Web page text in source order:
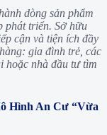
dòng sản phẩm
phát triển. Sở hữu
cận và tiện ích đầy
gia đình trẻ, các
hoặc nhà đầu tư tìm
Hình An Cư “Vừa